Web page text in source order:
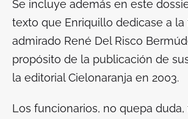
Se incluye además en este
texto que Enriquillo dedicase a la
admirado René Del Risco
propósito de la publicación de
la editorial Cielonaranja en 2003.
Los funcionarios, no quepa